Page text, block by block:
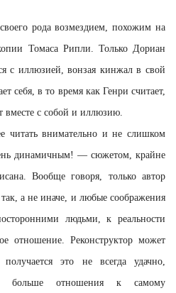
рода возмездием, похожим на
Томаса Рипли. Только Дориан
с иллюзией, вонзая кинжал в свой
себя, в то время как Генри считает,
вместе с собой и иллюзию.
читать внимательно и не слишком
динамичным! — сюжетом, крайне
Вообще говоря, только автор
а не иначе, и любые соображения
людьми, к реальности
отношение. Реконструктор может
это не всегда удачно,
больше отношения к самому